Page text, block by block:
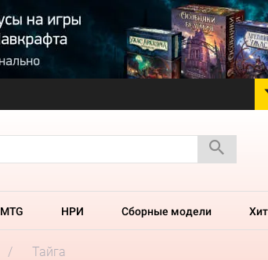
MTG НРИ Сборные модели
Тайга